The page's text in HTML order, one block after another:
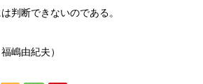
判断できないのである。
嶋由紀夫）